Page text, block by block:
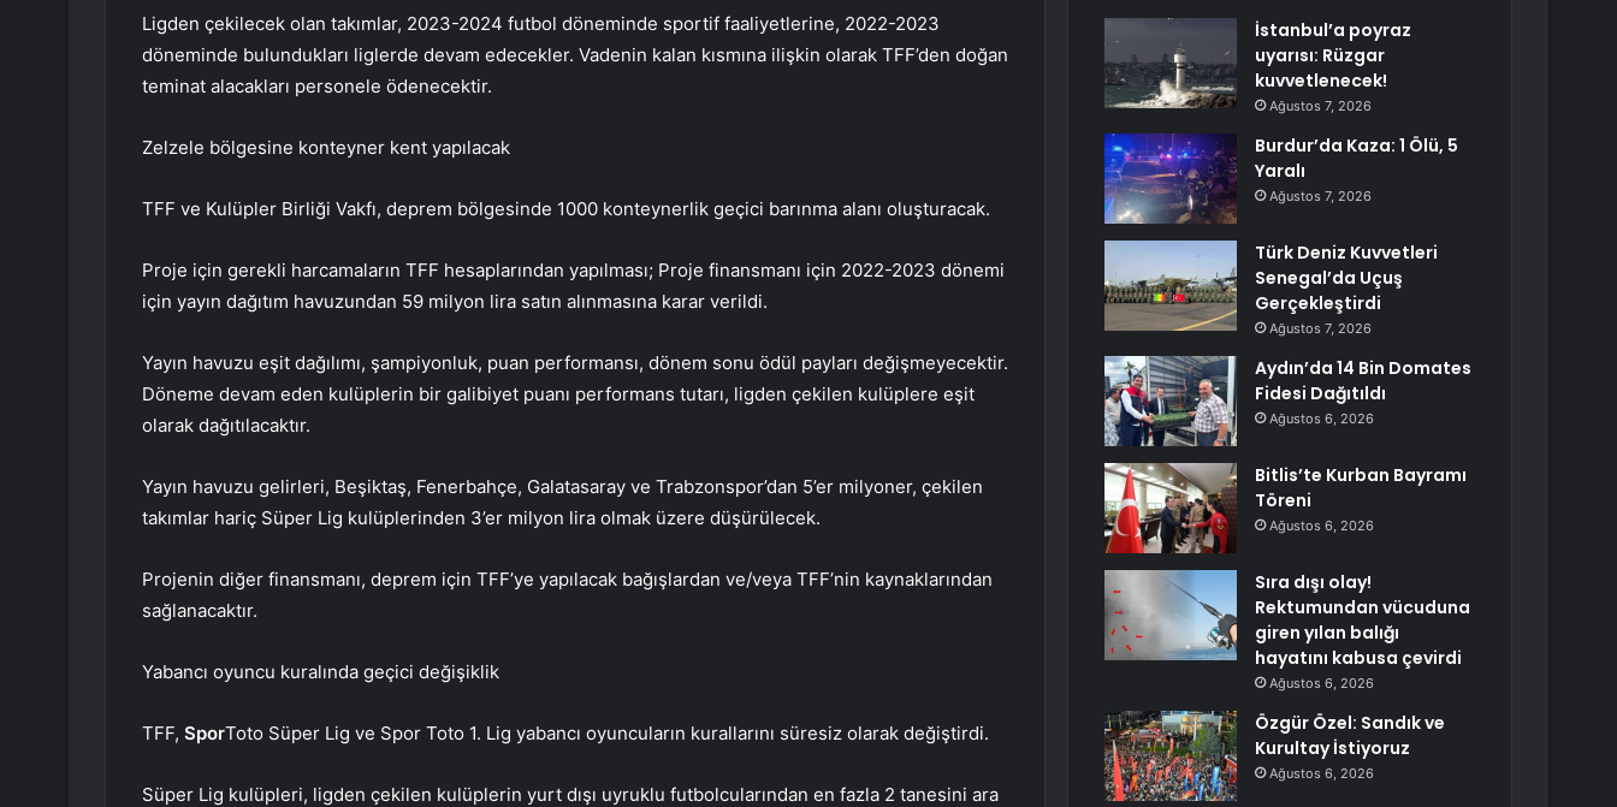
Ligden çekilecek olan takımlar, 2023-2024 futbol döneminde sportif faaliyetlerine, 2022-2023
döneminde bulundukları liglerde devam edecekler. Vadenin kalan kısmına ilişkin olarak TFF’den doğan
teminat alacakları personele ödenecektir.
Zelzele bölgesine konteyner kent yapılacak
TFF ve Kulüpler Birliği Vakfı, deprem bölgesinde 1000 konteynerlik geçici barınma alanı oluşturacak.
Proje için gerekli harcamaların TFF hesaplarından yapılması; Proje finansmanı için 2022-2023 dönemi
için yayın dağıtım havuzundan 59 milyon lira satın alınmasına karar verildi.
Yayın havuzu eşit dağılımı, şampiyonluk, puan performansı, dönem sonu ödül payları değişmeyecektir.
Döneme devam eden kulüplerin bir galibiyet puanı performans tutarı, ligden çekilen kulüplere eşit
olarak dağıtılacaktır.
Yayın havuzu gelirleri, Beşiktaş, Fenerbahçe, Galatasaray ve Trabzonspor’dan 5’er milyoner, çekilen
takımlar hariç Süper Lig kulüplerinden 3’er milyon lira olmak üzere düşürülecek.
Projenin diğer finansmanı, deprem için TFF’ye yapılacak bağışlardan ve/veya TFF’nin kaynaklarından
sağlanacaktır.
Yabancı oyuncu kuralında geçici değişiklik
TFF, SporToto Süper Lig ve Spor Toto 1. Lig yabancı oyuncuların kurallarını süresiz olarak değiştirdi.
Süper Lig kulüpleri, ligden çekilen kulüplerin yurt dışı uyruklu futbolcularından en fazla 2 tanesini ara
İstanbul’a poyraz
uyarısı: Rüzgar
kuvvetlenecek!
Ağustos 7, 2026
Burdur’da Kaza: 1 Ölü, 5
Yaralı
Ağustos 7, 2026
Türk Deniz Kuvvetleri
Senegal’da Uçuş
Gerçekleştirdi
Ağustos 7, 2026
Aydın’da 14 Bin Domates
Fidesi Dağıtıldı
Ağustos 6, 2026
Bitlis’te Kurban Bayramı
Töreni
Ağustos 6, 2026
Sıra dışı olay!
Rektumundan vücuduna
giren yılan balığı
hayatını kabusa çevirdi
Ağustos 6, 2026
Özgür Özel: Sandık ve
Kurultay İstiyoruz
Ağustos 6, 2026